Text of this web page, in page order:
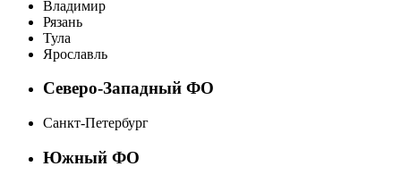
Владимир
Рязань
Тула
Ярославль
Северо-Западный ФО
Санкт-Петербург
Южный ФО